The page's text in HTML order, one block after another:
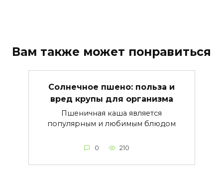
Вам также может понравиться
Солнечное пшено: польза и
вред крупы для организма
Пшеничная каша является
популярным и любимым блюдом
0 210